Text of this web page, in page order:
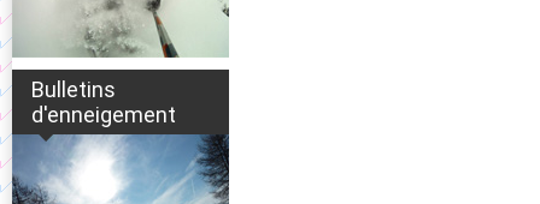
Bulletins
d'enneigement